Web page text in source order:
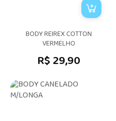
BODY REIREX COTTON
VERMELHO
R$ 29,90